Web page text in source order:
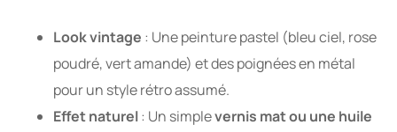
Look vintage : Une peinture pastel (bleu ciel, rose
poudré, vert amande) et des poignées en métal
pour un style rétro assumé.
Effet naturel: Un simplevernis mat ou une huile